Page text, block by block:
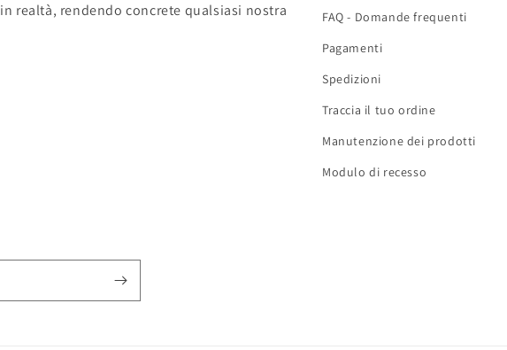
realtà, rendendo concrete qualsiasi nostra
FAQ - Domande frequenti
Pagamenti
Spedizioni
Traccia il tuo ordine
Manutenzione dei prodotti
Modulo di recesso